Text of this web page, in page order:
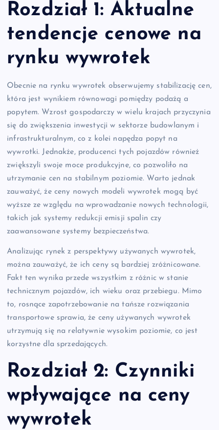
Rozdział 1: Aktualne
tendencje cenowe na
rynku wywrotek
Obecnie na rynku wywrotek obserwujemy stabilizację cen,
która jest wynikiem równowagi pomiędzy podażą a
popytem. Wzrost gospodarczy w wielu krajach przyczynia
się do zwiększenia inwestycji w sektorze budowlanym i
infrastrukturalnym, co z kolei napędza popyt na
wywrotki. Jednakże, producenci tych pojazdów również
zwiększyli swoje moce produkcyjne, co pozwoliło na
utrzymanie cen na stabilnym poziomie. Warto jednak
zauważyć, że ceny nowych modeli wywrotek mogą być
wyższe ze względu na wprowadzanie nowych technologii,
takich jak systemy redukcji emisji spalin czy
zaawansowane systemy bezpieczeństwa.
Analizując rynek z perspektywy używanych wywrotek,
można zauważyć, że ich ceny są bardziej zróżnicowane.
Fakt ten wynika przede wszystkim z różnic w stanie
technicznym pojazdów, ich wieku oraz przebiegu. Mimo
to, rosnące zapotrzebowanie na tańsze rozwiązania
transportowe sprawia, że ceny używanych wywrotek
utrzymują się na relatywnie wysokim poziomie, co jest
korzystne dla sprzedających.
Rozdział 2: Czynniki
wpływające na ceny
wywrotek